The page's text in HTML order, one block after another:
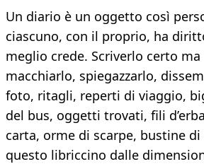
Un diario è un oggetto così
ciascuno, con il proprio, ha
meglio crede. Scriverlo certo ma
macchiarlo, spiegazzarlo,
foto, ritagli, reperti di viaggio,
del bus, oggetti trovati, fili
carta, orme di scarpe, bustine
questo libriccino dalle